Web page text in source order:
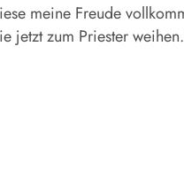
meine Freude
jetzt zum Priester